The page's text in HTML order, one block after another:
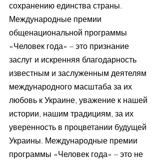
сохранению единства страны.
Международные премии
общенациональной программы
«Человек года» – это признание
заслуг и искренняя благодарность
известным и заслуженным деятелям
международного масштаба за их
любовь к Украине, уважение к нашей
истории, нашим традициям, за их
уверенность в процветании будущей
Украины. Международные премии
программы «Человек года» – это не